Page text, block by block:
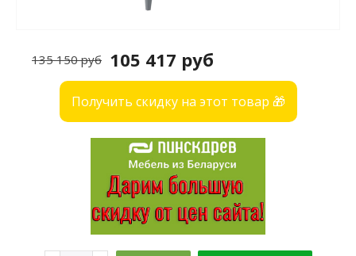
105 417 руб
135 150 руб
Получить скидку на этот товар 🎁